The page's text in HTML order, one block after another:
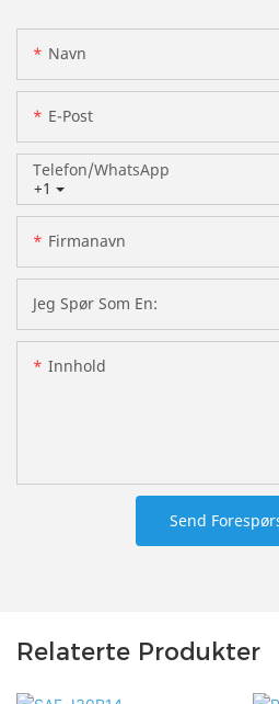
Navn
E-Post
+1
Telefon/whatsApp
Firmanavn
Jeg Spør Som En:
Innhold
Send
Relaterte Produkter